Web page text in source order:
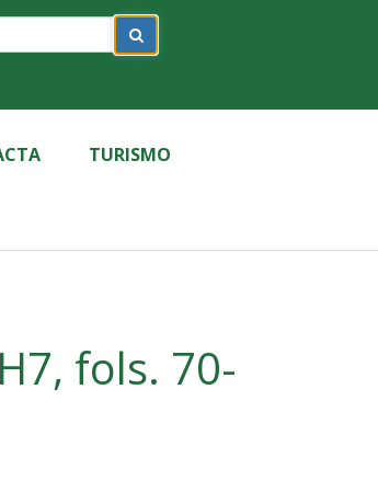
TURISMO
fols. 70-